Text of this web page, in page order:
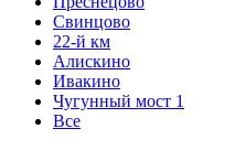
Свинцово
22-й км
Алискино
Ивакино
Чугунный мост 1
Все